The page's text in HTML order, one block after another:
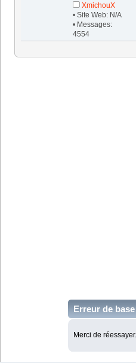
XmichouX
• Site Web: N/A
• Messages:
4554
Erreur de
Merci de